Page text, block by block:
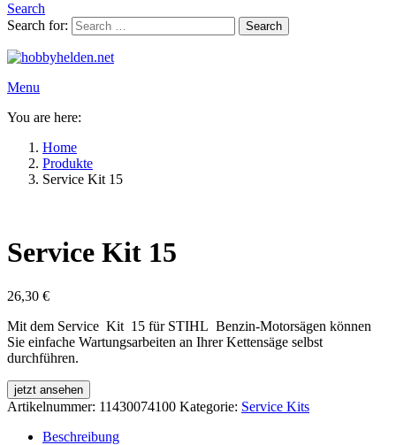
Search
Search for:
Search
Menu
You are here:
Home
Produkte
Service Kit 15
Service Kit 15
26,30 €
Mit dem Service Kit 15 für STIHL Benzin‑Motorsägen können
Sie einfache Wartungsarbeiten an Ihrer Kettensäge selbst
durchführen.
jetzt ansehen
Artikelnummer: 11430074100 Kategorie: Service Kits
Beschreibung